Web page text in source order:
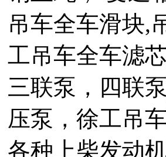
吊车全车滑块,
工吊车全车滤
三联泵，四联
压泵，徐工吊
各种上柴发动